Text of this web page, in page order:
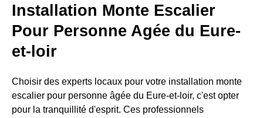
Installation Monte Escalier
Pour Personne Agée du Eure-
et-loir
Choisir des experts locaux pour votre installation monte
escalier pour personne âgée du Eure-et-loir, c'est opter
pour la tranquillité d'esprit. Ces professionnels